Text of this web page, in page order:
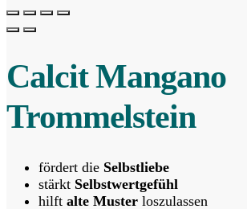
Calcit Mangano
Trommelstein
fördert die Selbstliebe
stärkt Selbstwertgefühl
hilft alte Muster loszulassen